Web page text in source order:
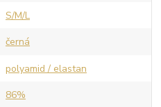
S/M/L
černá
polyamid / elastan
86%